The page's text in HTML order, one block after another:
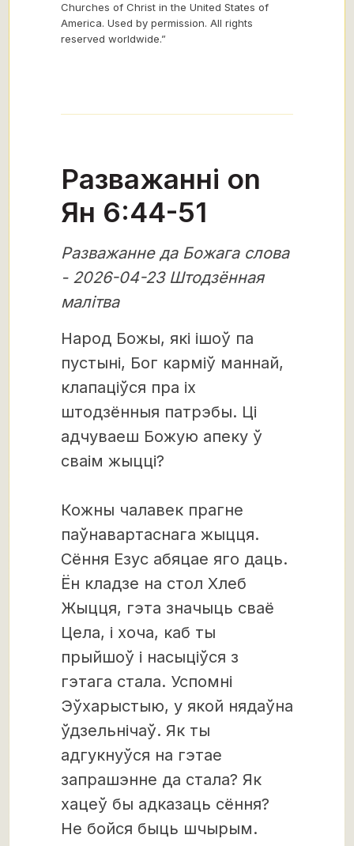
Churches of Christ in the United States of
America. Used by permission. All rights
reserved worldwide.”
Разважанні on
Ян 6:44-51
Разважанне да Божага слова
- 2026-04-23 Штодзённая
малітва
Народ Божы, які ішоў па
пустыні, Бог карміў маннай,
клапаціўся пра іх
штодзённыя патрэбы. Ці
адчуваеш Божую апеку ў
сваім жыцці?
Кожны чалавек прагне
паўнавартаснага жыцця.
Сёння Езус абяцае яго даць.
Ён кладзе на стол Хлеб
Жыцця, гэта значыць сваё
Цела, і хоча, каб ты
прыйшоў і насыціўся з
гэтага стала. Успомні
Эўхарыстыю, у якой нядаўна
ўдзельнічаў. Як ты
адгукнуўся на гэтае
запрашэнне да стала? Як
хацеў бы адказаць сёння?
Не бойся быць шчырым.